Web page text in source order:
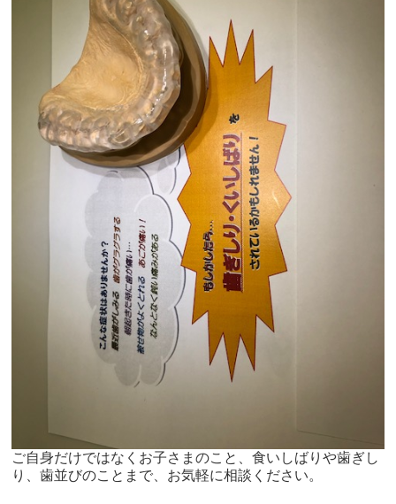
ご自身だけではなくお子さまのこと、食いしばりや歯ぎし
り、歯並びのことまで、お気軽に相談ください。